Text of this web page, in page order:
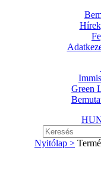
Green
Nyitólap >